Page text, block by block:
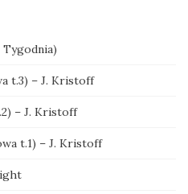
Tygodnia)
t.3) – J. Kristoff
– J. Kristoff
t.1) – J. Kristoff